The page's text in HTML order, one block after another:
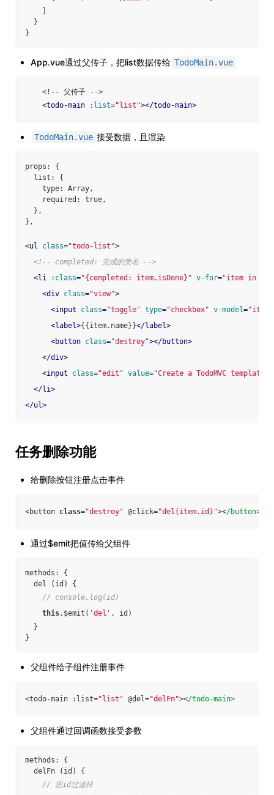
}
}
App.vue通过父传子，把list数据传给 TodoMain.vue
<!-- 父传子 -->
<todo-main :list="list"></todo-main>
TodoMain.vue 接受数据，且渲染
props: {
list: {
type: Array,
required: true,
},
},
<ul class="todo-list">
<!-- completed: 完成的类名 -->
<li :class="{completed: item.isDone}" v-for="item in
<div class="view">
<input class="toggle" type="checkbox" v-model=
<label>{{item.name}}</label>
<button class="destroy"></button>
</div>
<input class="edit" value="Create a TodoMVC template"
</li>
</ul>
任务删除功能
给删除按钮注册点击事件
<button class="destroy" @click="del(item.id)"></button>
通过$emit把值传给父组件
methods: {
del (id) {
// console.log(id)
this.$emit( 'del' , id)
}
}
父组件给子组件注册事件
<todo-main :list="list" @del="delFn"></todo-main>
父组件通过回调函数接受参数
methods: {
delFn (id) {
// 把id过滤掉